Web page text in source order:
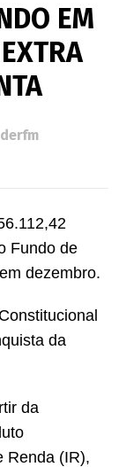
EM
Fundo de
dezembro.
da
da
Renda (IR),